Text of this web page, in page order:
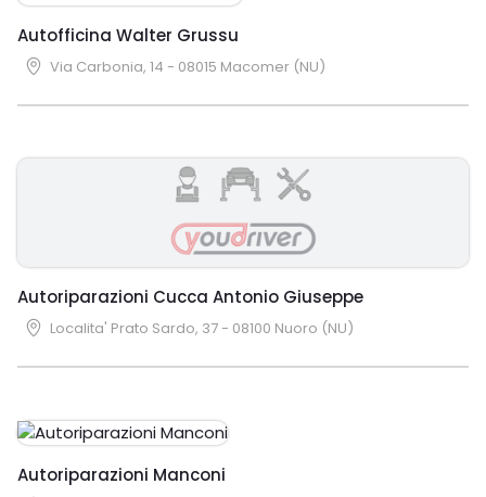
Autofficina Walter Grussu
Via Carbonia, 14 - 08015 Macomer (NU)
Autoriparazioni Cucca Antonio Giuseppe
Localita' Prato Sardo, 37 - 08100 Nuoro (NU)
Autoriparazioni Manconi